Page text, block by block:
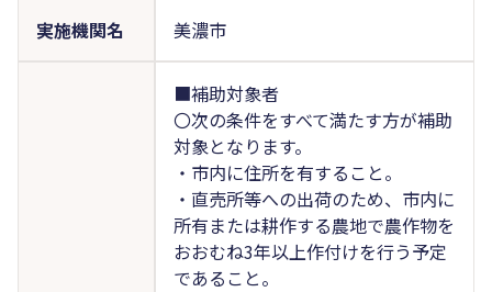
実施機関名 美濃市
■補助対象者
〇次の条件をすべて満たす方が補助
対象となります。
・市内に住所を有すること。
・直売所等への出荷のため、市内に
所有または耕作する農地で農作物を
おおむね3年以上作付けを行う予定
であること。